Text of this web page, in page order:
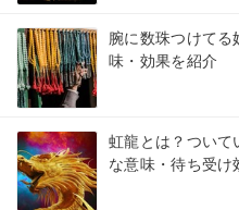
腕に数珠つけて
味・効果を紹介
虹龍とは？ついて
な意味・待ち受け